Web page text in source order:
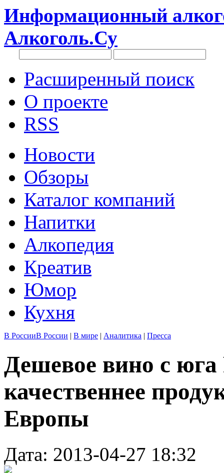
Информационный
Алкоголь.Су
Расширенный поиск
О проекте
RSS
Новости
Обзоры
Каталог компаний
Напитки
Алкопедия
Креатив
Юмор
Кухня
В РоссииВ России | В мире | Аналитика | Пресса
Дешевое вино с юга
качественнее
Европы
Дата: 2013-04-27 18:32